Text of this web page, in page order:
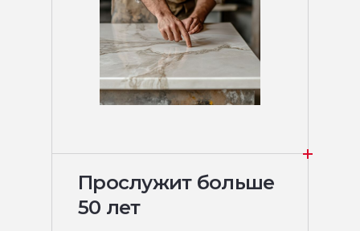
Прослужит больше
50 лет